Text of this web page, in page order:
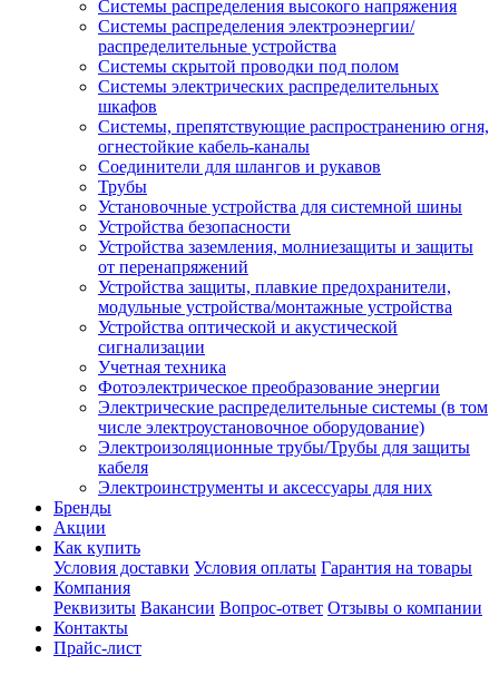
Системы распределения высокого напряжения
Системы распределения электроэнергии/
распределительные устройства
Системы скрытой проводки под полом
Системы электрических распределительных
шкафов
Системы, препятствующие распространению огня,
огнестойкие кабель-каналы
Соединители для шлангов и рукавов
Трубы
Установочные устройства для системной шины
Устройства безопасности
Устройства заземления, молниезащиты и защиты
от перенапряжений
Устройства защиты, плавкие предохранители,
модульные устройства/монтажные устройства
Устройства оптической и акустической
сигнализации
Учетная техника
Фотоэлектрическое преобразование энергии
Электрические распределительные системы (в том
числе электроустановочное оборудование)
Электроизоляционные трубы/Трубы для защиты
кабеля
Электроинструменты и аксессуары для них
Бренды
Акции
Как купить
Условия доставки Условия оплаты Гарантия на товары
Компания
Реквизиты Вакансии Вопрос-ответ Отзывы о компании
Контакты
Прайс-лист